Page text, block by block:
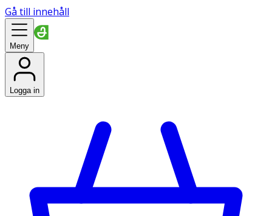
Gå till innehåll
Meny
Logga in